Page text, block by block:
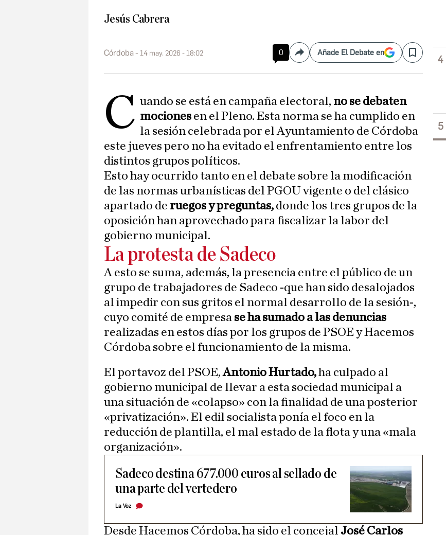
Jesús Cabrera
Córdoba 14 may. 2026 - 18:02 0 CompartirAñade El Debate en Save
C uando se está en campaña electoral, no se debaten
mociones en el Pleno. Esta norma se ha cumplido en
la sesión celebrada por el Ayuntamiento de Córdoba
este jueves pero no ha evitado el enfrentamiento entre los
distintos grupos políticos.
Esto hay ocurrido tanto en el debate sobre la modificación
de las normas urbanísticas del PGOU vigente o del clásico
apartado de ruegos y preguntas, donde los tres grupos de la
oposición han aprovechado para fiscalizar la labor del
gobierno municipal.
La protesta de Sadeco
A esto se suma, además, la presencia entre el público de un
grupo de trabajadores de Sadeco -que han sido desalojados
al impedir con sus gritos el normal desarrollo de la sesión-,
cuyo comité de empresa se ha sumado a las denuncias
realizadas en estos días por los grupos de PSOE y Hacemos
Córdoba sobre el funcionamiento de la misma.
El portavoz del PSOE,Antonio Hurtado,ha culpado al
gobierno municipal de llevar a esta sociedad municipal a
una situación de «colapso» con la finalidad de una posterior
«privatización». El edil socialista ponía el foco en la
reducción de plantilla, el mal estado de la flota y una «mala
organización».
Sadeco destina 677.000 euros al sellado de
una parte del vertedero
La Voz
Desde Hacemos Córdoba, ha sido el concejal José Carlos